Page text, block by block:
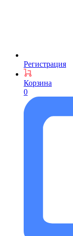
Регистрация
Корзина
0